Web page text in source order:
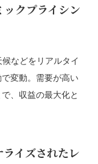
クプライシン
などをリアルタイ
変動。需要が高い
、収益の最大化と
イズされたレ